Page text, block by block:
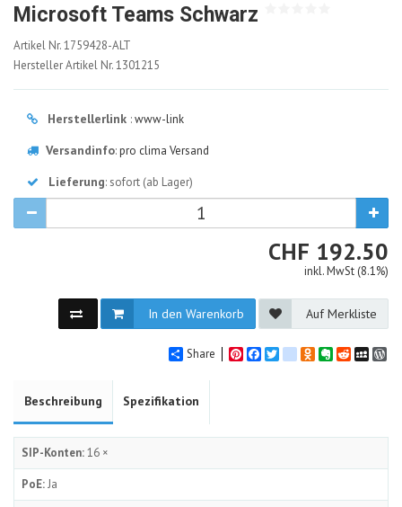
Microsoft Teams Schwarz
1759428-
ALT
Artikel Nr.1759428-ALT
Hersteller Artikel Nr.1301215
Herstellerlink :www-link
Versandinfo:pro clima Versand
Lieferung: sofort (ab Lager)
CHF CHF
192.50
inkl. MwSt (8.1%)
In den Warenkorb Auf Merkliste
Share PinterestFacebook
Twittergoogle_bookmarks
Odnoklassniki
Evernote
Reddit
Beschreibung Spezifikation
SIP-Konten:16 ×
PoE:Ja